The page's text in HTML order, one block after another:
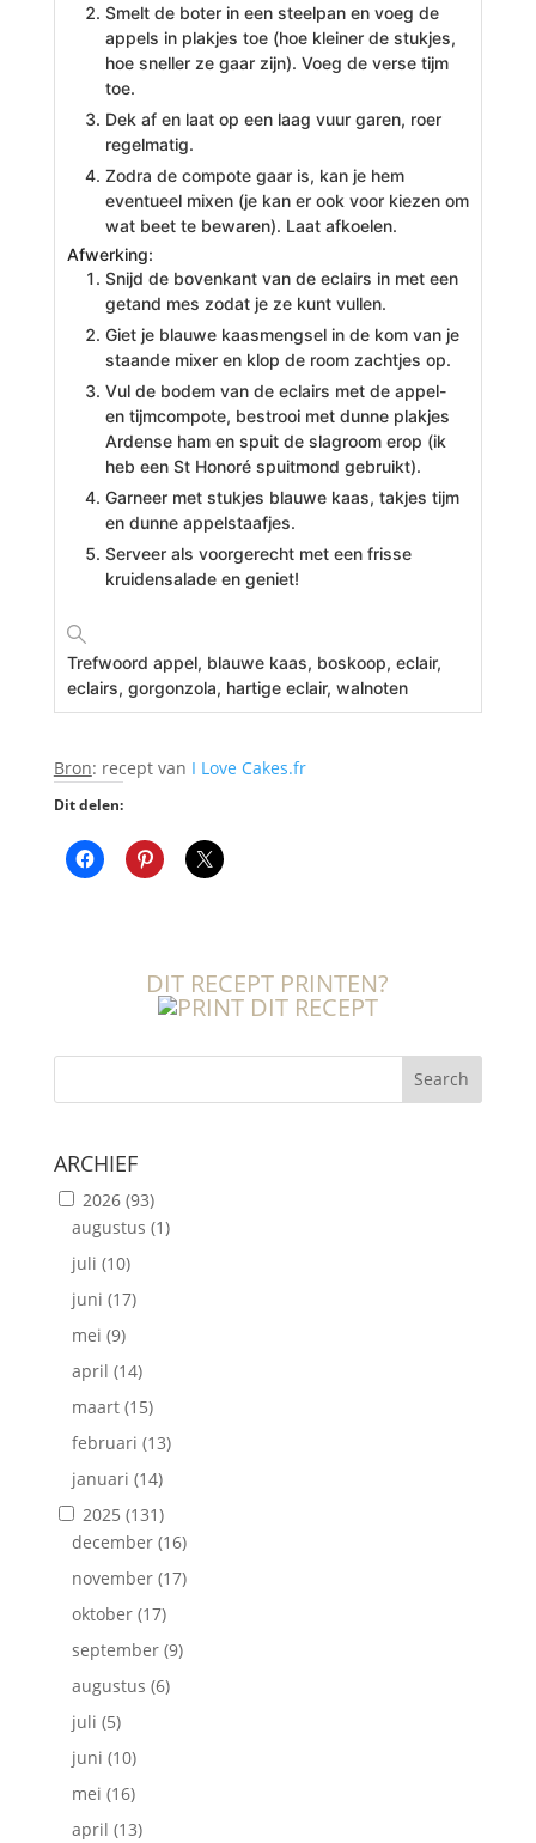
Smelt de boter in een steelpan en voeg de
appels in plakjes toe (hoe kleiner de stukjes,
hoe sneller ze gaar zijn). Voeg de verse tijm
toe.
Dek af en laat op een laag vuur garen, roer
regelmatig.
Zodra de compote gaar is, kan je hem
eventueel mixen (je kan er ook voor kiezen om
wat beet te bewaren). Laat afkoelen.
Afwerking:
Snijd de bovenkant van de eclairs in met een
getand mes zodat je ze kunt vullen.
Giet je blauwe kaasmengsel in de kom van je
staande mixer en klop de room zachtjes op.
Vul de bodem van de eclairs met de appel-
en tijmcompote, bestrooi met dunne plakjes
Ardense ham en spuit de slagroom erop (ik
heb een St Honoré spuitmond gebruikt).
Garneer met stukjes blauwe kaas, takjes tijm
en dunne appelstaafjes.
Serveer als voorgerecht met een frisse
kruidensalade en geniet!
Trefwoord appel, blauwe kaas, boskoop, eclair,
eclairs, gorgonzola, hartige eclair, walnoten
Bron: recept van I Love Cakes.fr
Dit delen:
DIT RECEPT PRINTEN?
Search
ARCHIEF
2026(93)
augustus (1)
juli (10)
juni (17)
mei (9)
april (14)
maart(15)
februari (13)
januari (14)
2025 (131)
december(16)
november(17)
oktober(17)
september(9)
augustus (6)
juli (5)
juni (10)
mei (16)
april (13)